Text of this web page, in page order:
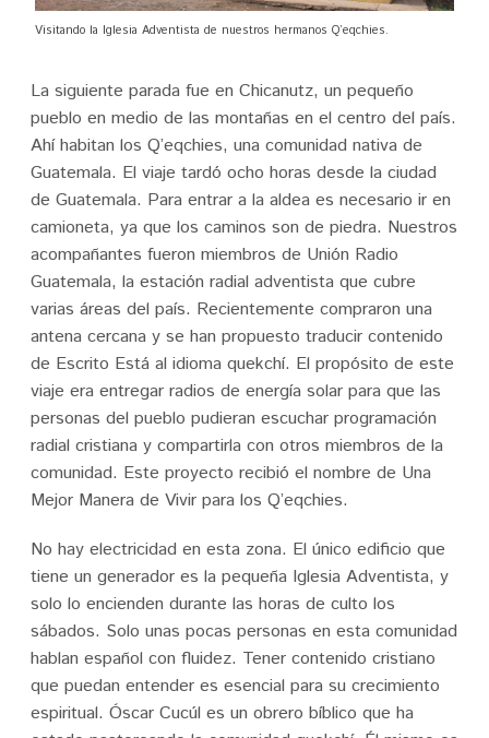
Visitando la Iglesia Adventista de nuestros hermanos Q’eqchies.
La siguiente parada fue en Chicanutz, un pequeño
pueblo en medio de las montañas en el centro del país.
Ahí habitan los Q’eqchies, una comunidad nativa de
Guatemala. El viaje tardó ocho horas desde la ciudad
de Guatemala. Para entrar a la aldea es necesario ir en
camioneta, ya que los caminos son de piedra. Nuestros
acompañantes fueron miembros de Unión Radio
Guatemala, la estación radial adventista que cubre
varias áreas del país. Recientemente compraron una
antena cercana y se han propuesto traducir contenido
de Escrito Está al idioma quekchí. El propósito de este
viaje era entregar radios de energía solar para que las
personas del pueblo pudieran escuchar programación
radial cristiana y compartirla con otros miembros de la
comunidad. Este proyecto recibió el nombre de Una
Mejor Manera de Vivir para los Q’eqchies.
No hay electricidad en esta zona. El único edificio que
tiene un generador es la pequeña Iglesia Adventista, y
solo lo encienden durante las horas de culto los
sábados. Solo unas pocas personas en esta comunidad
hablan español con fluidez. Tener contenido cristiano
que puedan entender es esencial para su crecimiento
espiritual. Óscar Cucúl es un obrero bíblico que ha